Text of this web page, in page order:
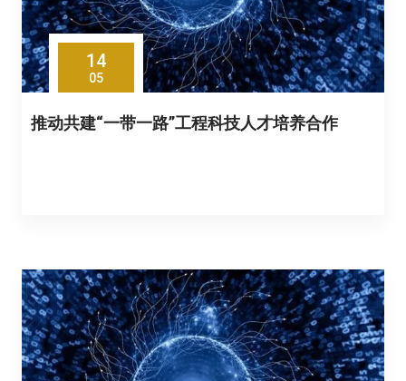
14
05
推动共建“一带一路”工程科技人才培养合作